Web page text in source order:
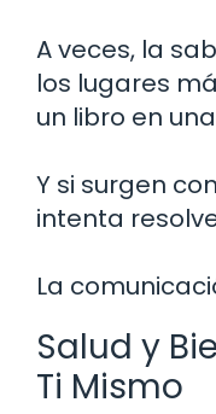
A veces, la
los lugares
un libro en
Y si surgen
intenta
La
Salud y
Ti Mismo